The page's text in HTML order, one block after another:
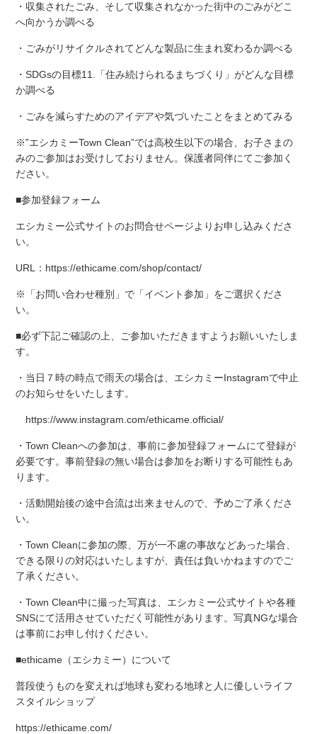
・収集されたごみ、そして収集されなかった街中のごみがどこ
へ向かうか調べる
・ごみがリサイクルされてどんな製品に生まれ変わるか調べる
・SDGsの目標11.「住み続けられるまちづくり」がどんな目標
か調べる
・ごみを減らすためのアイデアや気づいたことをまとめてみる
※‟エシカミーTown Clean”では高校生以下の場合、お子さまの
みのご参加はお受けしておりません。保護者同伴にてご参加く
ださい。
■参加登録フォーム
エシカミー公式サイトのお問合せページよりお申し込みくださ
い。
URL：https://ethicame.com/shop/contact/
※「お問い合わせ種別」で「イベント参加」をご選択くださ
い。
■必ず下記ご確認の上、ご参加いただきますようお願いいたしま
す。
・当日７時の時点で雨天の場合は、エシカミーInstagramで中止
のお知らせをいたします。
https://www.instagram.com/ethicame.official/
・Town Cleanへの参加は、事前に参加登録フォームにて登録が
必要です。事前登録の無い場合は参加をお断りする可能性もあ
ります。
・活動開始後の途中合流は出来ませんので、予めご了承くださ
い。
・Town Cleanに参加の際、万が一不慮の事故などあった場合、
できる限りの対応はいたしますが、責任は負いかねますのでご
了承ください。
・Town Clean中に撮った写真は、エシカミー公式サイトや各種
SNSにて活用させていただく可能性があります。写真NGな場合
は事前にお申し付けください。
■ethicame（エシカミー）について
普段使うものを変えれば地球も変わる地球と人に優しいライフ
スタイルショップ
https://ethicame.com/